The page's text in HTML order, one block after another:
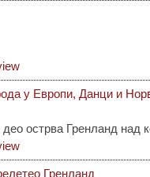
у Европи, Данци и
острва Гренланд над
Гренланд